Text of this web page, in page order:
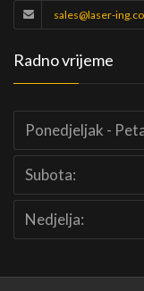
sales@laser-
Radno vrijeme
Ponedjeljak -
Subota:
Nedjelja: